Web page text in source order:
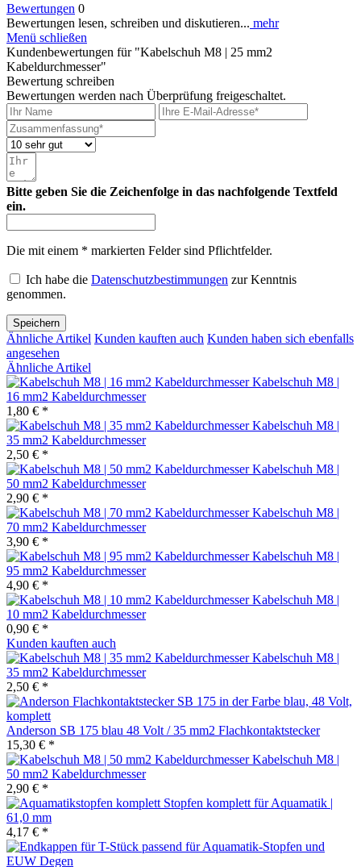
Bewertungen 0
Bewertungen lesen, schreiben und diskutieren... mehr
Menü schließen
Kundenbewertungen für "Kabelschuh M8 | 25 mm2
Kabeldurchmesser"
Bewertung schreiben
Bewertungen werden nach Überprüfung freigeschaltet.
Bitte geben Sie die Zeichenfolge in das nachfolgende Textfeld
ein.
Die mit einem * markierten Felder sind Pflichtfelder.
Ich habe die Datenschutzbestimmungen zur Kenntnis
genommen.
Speichern
Ähnliche Artikel Kunden kauften auch Kunden haben sich ebenfalls
angesehen
Ähnliche Artikel
Kabelschuh M8 |
16 mm2 Kabeldurchmesser
1,80 € *
Kabelschuh M8 |
35 mm2 Kabeldurchmesser
2,50 € *
Kabelschuh M8 |
50 mm2 Kabeldurchmesser
2,90 € *
Kabelschuh M8 |
70 mm2 Kabeldurchmesser
3,90 € *
Kabelschuh M8 |
95 mm2 Kabeldurchmesser
4,90 € *
Kabelschuh M8 |
10 mm2 Kabeldurchmesser
0,90 € *
Kunden kauften auch
Kabelschuh M8 |
35 mm2 Kabeldurchmesser
2,50 € *
Anderson SB 175 blau 48 Volt / 35 mm2 Flachkontaktstecker
15,30 € *
Kabelschuh M8 |
50 mm2 Kabeldurchmesser
2,90 € *
Stopfen komplett für Aquamatik |
61,0 mm
4,17 € *